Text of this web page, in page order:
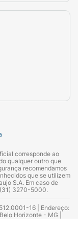
uma pausa
esqueceu
cartela. Se
para o
menor que 7
da
seu
à
intervalo de
Nesse caso,
uma nova
corresponde ao
qualquer outro que
recomendamos
que se utilizem
S.A. Em caso de
3270-5000.
16 | Endereço:
Horizonte - MG |